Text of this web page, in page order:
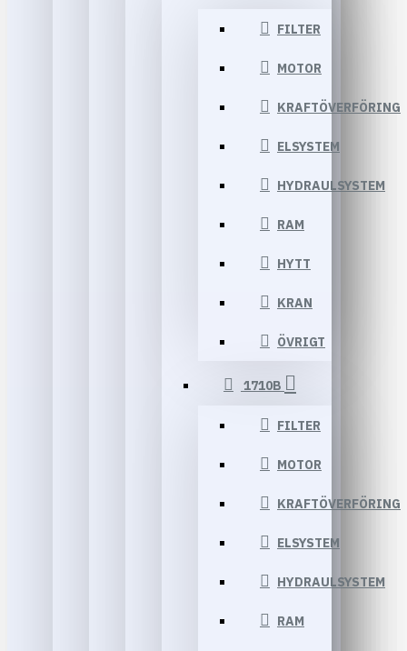
FILTER
MOTOR
KRAFTÖVERFÖRING
ELSYSTEM
HYDRAULSYSTEM
RAM
HYTT
KRAN
ÖVRIGT
1710B
FILTER
MOTOR
KRAFTÖVERFÖRING
ELSYSTEM
HYDRAULSYSTEM
RAM